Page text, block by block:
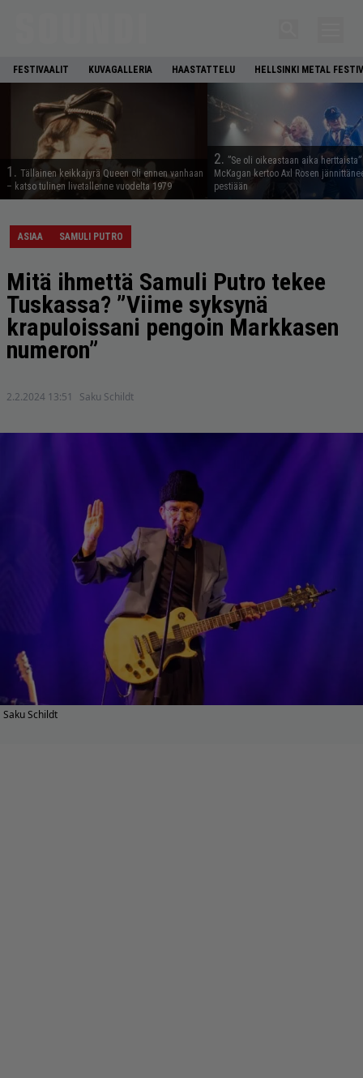
FESTIVAALIT KUVAGALLERIA HAASTATTELU HELLSINKI METAL
1. Tällainen keikkajyrä Queen oli ennen vanhaan
– katso tulinen livetallenne vuodelta 1979
2. ”Se oli oikeastaan aika
McKagan kertoo Axl Rosen
pestiään
ASIAA SAMULI PUTRO
Mitä ihmettä Samuli Putro tekee
Tuskassa? ”Viime syksynä
krapuloissani pengoin Markkasen
numeron”
2.2.2024 13:51 Saku Schildt
Saku Schildt